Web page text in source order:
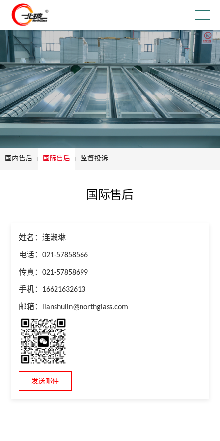
国内售后 国际售后 监督投诉
国际售后
姓名：连淑琳
电话：021-57858566
传真：021-57858699
手机：16621632613
邮箱：lianshulin@northglass.com
发送邮件